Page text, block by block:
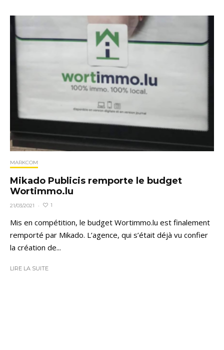
MARKCOM
Mikado Publicis remporte le budget
Wortimmo.lu
21/03/2021 · 1
Mis en compétition, le budget Wortimmo.lu est finalement
remporté par Mikado. L’agence, qui s’était déjà vu confier
la création de...
LIRE LA SUITE